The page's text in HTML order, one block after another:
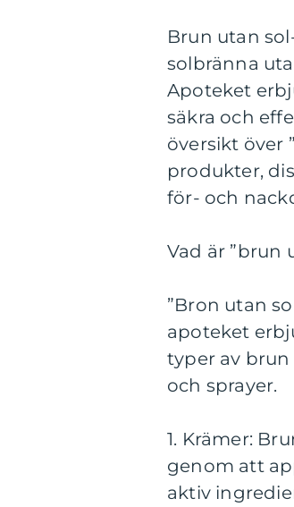
Brun utan
solbränna
Apoteket
säkra och
översikt över
produkter,
för- och
Vad är ”brun
”Bron utan
apoteket
typer av
och sprayer.
1. Krämer:
genom att
aktiv